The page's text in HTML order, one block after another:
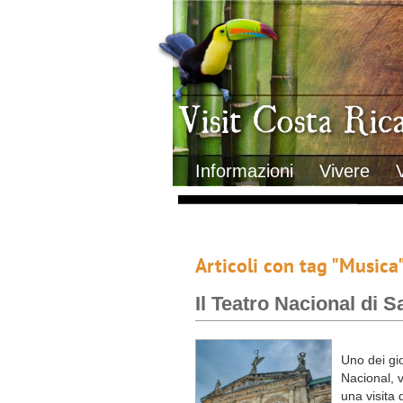
Visit Costa Rica
Informazioni Vivere
Clima
Geografia
Informazioni Geografiche
Letteratura e cultura
Gastronomia
Lo sapevi che
Musica
Natura
Storia
Trasporti Interni
Articoli con tag
Il Teatro Nacional di
Uno dei
Nacional,
una visita